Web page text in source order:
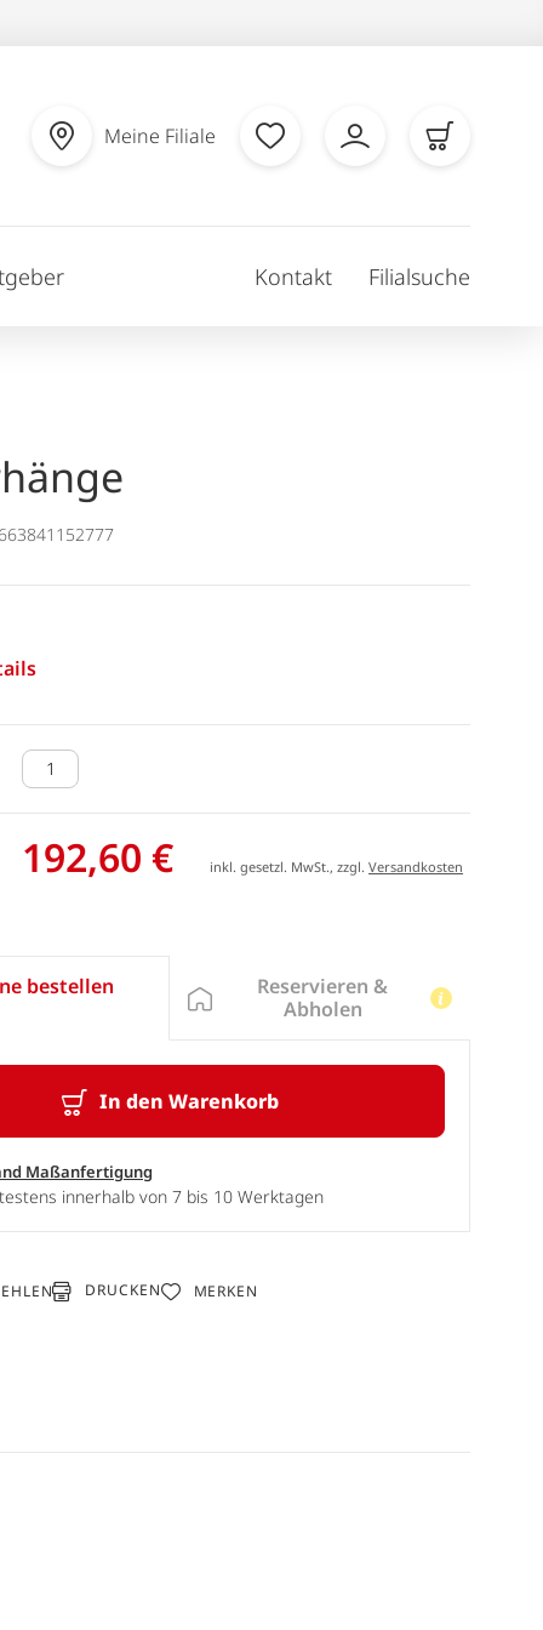
Meine Filiale
Kontakt Filialsuche
192,60 € inkl. gesetzl. MwSt., zzgl.Versandkosten
bestellen
In den Warenkorb
Maßanfertigung
innerhalb von 7 bis 10 Werktagen
Reservieren &
Abholen
DRUCKEN MERKEN